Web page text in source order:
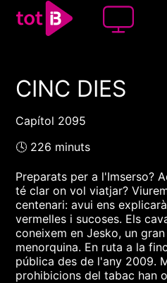
00:00 00:00
CINC DIES
Capítol 2095
🕓 226 minuts
Preparats per a l'Imserso?
té clar on vol viatjar?
centenari: avui ens
vermelles i sucoses. Els
coneixem en Jesko, un
menorquina. En ruta a la
pública des de l'any 2009.
prohibicions del tabac han